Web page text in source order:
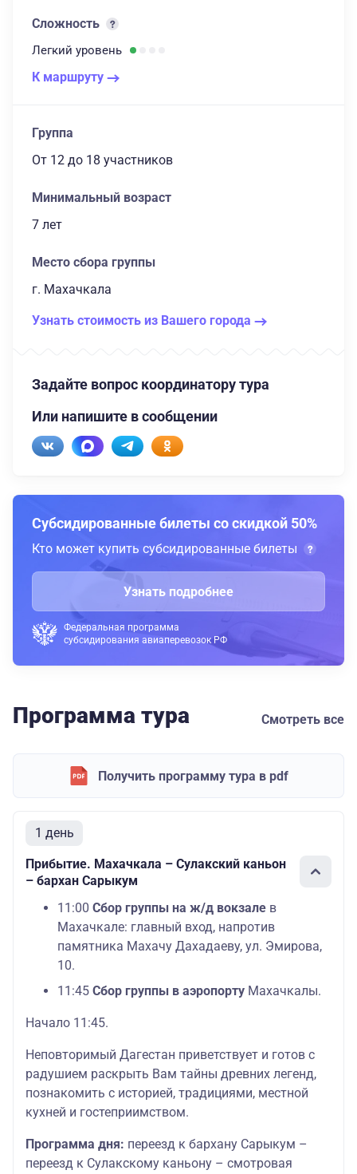
Сложность
Легкий уровень
К маршруту
Группа
От 12 до 18 участников
Минимальный возраст
7 лет
Место сбора группы
г. Махачкала
Узнать стоимость из Вашего города
Задайте вопрос координатору тура
Или напишите в сообщении
Субсидированные билеты со скидкой 50%
Кто может купить субсидированные билеты
Узнать подробнее
Федеральная программа
субсидирования авиаперевозок РФ
Программа тура Смотреть все
Получить программу тура в pdf
1 день
Прибытие. Махачкала – Сулакский каньон
– бархан Сарыкум
11:00 Сбор группы на ж/д вокзале в
Махачкале: главный вход, напротив
памятника Махачу Дахадаеву, ул. Эмирова,
10.
11:45 Сбор группы в аэропорту Махачкалы.
Начало 11:45.
Неповторимый Дагестан приветствует и готов с
радушием раскрыть Вам тайны древних легенд,
познакомить с историей, традициями, местной
кухней и гостеприимством.
Программа дня: переезд к бархану Сарыкум –
переезд к Сулакскому каньону – смотровая